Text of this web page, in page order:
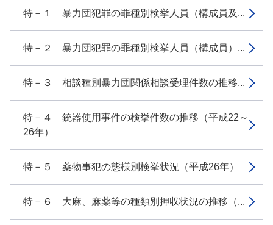
特－１ 暴力団犯罪の罪種別検挙人員（構成員及...
特－２ 暴力団犯罪の罪種別検挙人員（構成員）...
特－３ 相談種別暴力団関係相談受理件数の推移...
特－４ 銃器使用事件の検挙件数の推移（平成22～
26年）
特－５ 薬物事犯の態様別検挙状況（平成26年）
特－６ 大麻、麻薬等の種類別押収状況の推移（...